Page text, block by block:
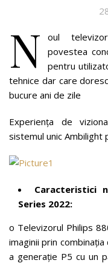
N
oul
povestea
pentru
tehnice dar care
bucure ani de zile
Experiența de
sistemul unic Ambilight
Caracteristici
Series 2022:
o Televizorul Philips
imaginii prin
a generație P5 cu un